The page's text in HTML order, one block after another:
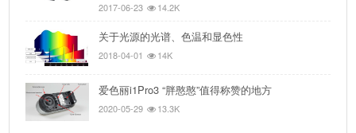
2017-06-23 14.2K
关于光源的光谱、色温和显色性
2018-04-01 14K
爱色丽i1Pro3 “胖憨憨”值得称赞的地方
2020-05-29 13.3K